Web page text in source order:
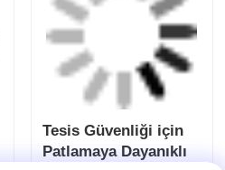
Talep Gönder